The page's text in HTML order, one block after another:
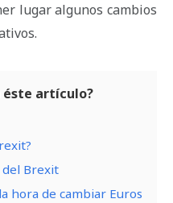
lugar algunos cambios
éste artículo?
del Brexit
hora de cambiar Euros